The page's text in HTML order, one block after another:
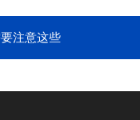
注意这些